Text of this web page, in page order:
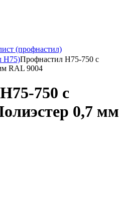
(профнастил)
Н75)Профнастил Н75-750 с
RAL 9004
750 с
0,7 мм